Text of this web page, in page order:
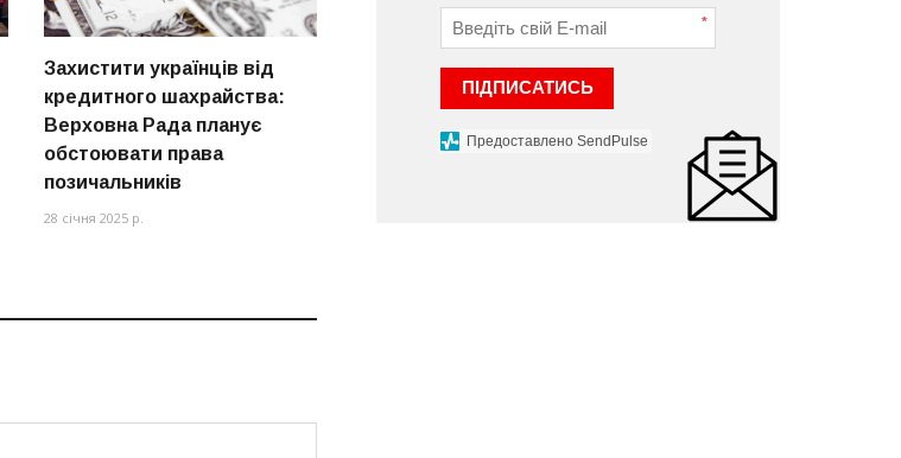
Захистити українців від
кредитного шахрайства:
Верховна Рада планує
обстоювати права
позичальників
28 січня 2025 р.
*
ПІДПИСАТИСЬ
Предоставлено SendPulse